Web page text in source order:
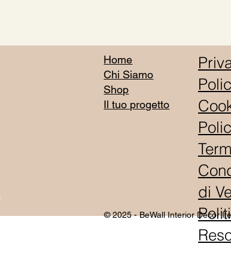
Home
Chi Siamo
Shop
Il tuo progetto
di
© 2025 - BeWall Interior Decor